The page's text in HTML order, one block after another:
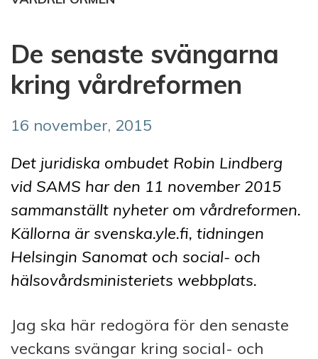
De senaste svängarna
kring vårdreformen
16 november, 2015
Det juridiska ombudet Robin Lindberg
vid SAMS har den 11 november 2015
sammanställt nyheter om vårdreformen.
Källorna är svenska.yle.fi, tidningen
Helsingin Sanomat och social- och
hälsovårdsministeriets webbplats.
Jag ska här redogöra för den senaste
veckans svängar kring social- och